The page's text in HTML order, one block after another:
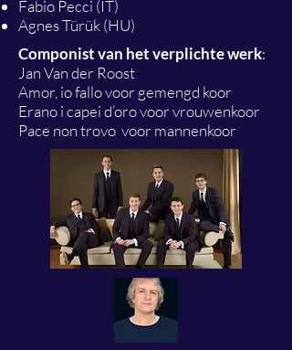
Fabio Pecci (IT)
Agnes Türük (HU)
Componist van het verplichte werk:
Jan Van der Roost
Amor, io fallo voor gemengd koor
Erano i capei d’oro voor vrouwenkoor
Pace non trovo voor mannenkoor